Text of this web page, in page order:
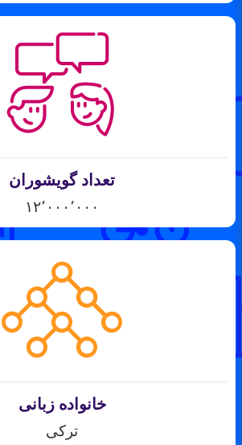
تعداد گویشوران
۱۲٬۰۰۰٬۰۰۰
خانواده زبانی
ترکی